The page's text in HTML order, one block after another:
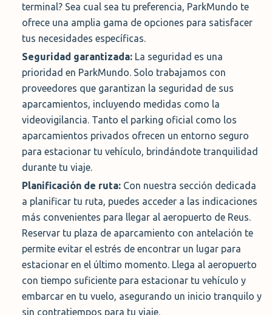
dejaron, para llevarte de regreso al parking y recuperar tu
vehículo.
te permite verificar personalmente las instalaciones del
parking y te brinda la tranquilidad que necesitas para
disfrutar de tu viaje sin preocupaciones. Con el servicio
de lanzadera de ParkMundo, tu viaje comienza y termina
de manera conveniente y sin complicaciones.
Parking Low Cost Reus
Calificación de 9.5/10 de 3 evaluciones
En el apartado de aparcamientos
cerca del aeropuerto de Reus,
contamos con Parking Low Cost
Reus. Este aparcamiento se
encuentra a 8 kilómetros del
aeropuerto y pone a tu disposición su servicio de
terminal? Sea cual sea tu preferencia, ParkMundo te
ofrece una amplia gama de opciones para satisfacer
tus necesidades específicas.
Seguridad garantizada: La seguridad es una
prioridad en ParkMundo. Solo trabajamos con
proveedores que garantizan la seguridad de sus
aparcamientos, incluyendo medidas como la
videovigilancia. Tanto el parking oficial como los
aparcamientos privados ofrecen un entorno seguro
para estacionar tu vehículo, brindándote tranquilidad
durante tu viaje.
Planificación de ruta: Con nuestra sección dedicada
a planificar tu ruta, puedes acceder a las indicaciones
más convenientes para llegar al aeropuerto de Reus.
Reservar tu plaza de aparcamiento con antelación te
permite evitar el estrés de encontrar un lugar para
estacionar en el último momento. Llega al aeropuerto
con tiempo suficiente para estacionar tu vehículo y
embarcar en tu vuelo, asegurando un inicio tranquilo y
sin contratiempos para tu viaje.